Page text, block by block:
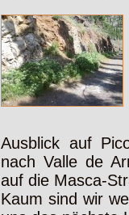
Ausblick auf
nach Valle de
auf die Masca-
Kaum sind wir